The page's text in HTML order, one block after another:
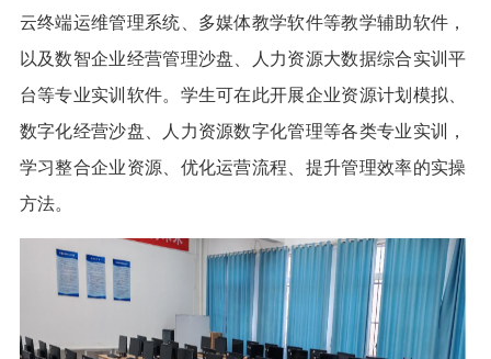
云终端运维管理系统、多媒体教学软件等教学辅助软件，
以及数智企业经营管理沙盘、人力资源大数据综合实训平
台等专业实训软件。学生可在此开展企业资源计划模拟、
数字化经营沙盘、人力资源数字化管理等各类专业实训，
学习整合企业资源、优化运营流程、提升管理效率的实操
方法。